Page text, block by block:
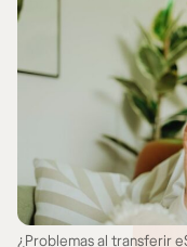
¿Problemas al transferir